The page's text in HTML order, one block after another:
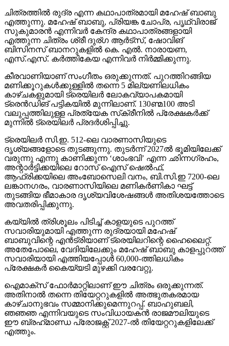
ചിത്രത്തില്‍ രുദ്ര എന്ന കഥാപാത്രമായി മഹേഷ് ബാബു
എത്തുന്നു. മഹേഷ് ബാബു, പ്രിയങ്ക ചോപ്ര, പൃഥ്വിരാജ്
സുകുമാരന്‍ എന്നിവര്‍ കേന്ദ്ര കഥാപാത്രങ്ങളായി
എത്തുന്ന ചിത്രം ശ്രീ ദുര്ഗ ആര്‍ട്‌സ്, ഷോവിങ്
ബിസിനസ് ബാനറുകളില്‍ കെ. എല്‍. നാരായണ,
എസ്.എസ്. കര്‍ത്തികേയ എന്നിവര്‍ നിര്‍മ്മിക്കുന്നു.
കീരവാണിയാണ് സംഗീതം ഒരുക്കുന്നത്. പുറത്തിറങ്ങിയ
മണിക്കൂറുകള്‍ക്കുള്ളില്‍ തന്നെ 5 മില്യണിലധികം
കാഴ്ചകളുമായി ട്രെയിലര്‍ ലോകവ്യാപകമായി
ട്രെന്‍ഡിങ് പട്ടികയില്‍ മുന്നിലാണ്. 130ണ്മ100 അടി
വലുപ്പത്തിലുള്ള പ്രത്യേക സ്‌ക്രീനില്‍ പ്രേക്ഷകര്‍ക്ക്
മുന്നില്‍ ട്രെയിലര്‍ പ്രദര്‍ശിപ്പിച്ചു.
ട്രെയിലര്‍ സി.ഇ. 512-ലെ വാരണാസിയുടെ
ദൃശ്യങ്ങളോടെ തുടങ്ങുന്നു. തുടര്‍ന്ന് 2027ല്‍ ഭൂമിയിലേക്ക്
വരുന്നു എന്നു കാണിക്കുന്ന ‘ശാംഭവി’ എന്ന ഛിന്നഗ്രഹം,
അന്റാര്‍ട്ടിക്കയിലെ റോസ് ഐസ് ഷെല്‍ഫ്,
ആഫ്രിക്കയിലെ അംബോസെലി വനം, ബി.സി.ഇ 7200-ലെ
ലങ്കാനഗരം, വാരണാസിയിലെ മണികര്‍ണികാ ഘട്ട്
തുടങ്ങിയ ഭീമാകാര ദൃശ്യവിശേഷങ്ങള്‍ അതിശയത്തോടെ
അവതരിപ്പിക്കുന്നു.
കയ്യില്‍ ത്രിശൂലം പിടിച്ച് കാളയുടെ പുറത്ത്
സവാരിയുമായി എത്തുന്ന രുദ്രയായി മഹേഷ്
ബാബുവിന്റെ എന്‍ട്രിയാണ് ട്രെയിലറിന്റെ ഹൈലൈറ്റ്.
അതേപോലെ, വേദിയിലേക്കും മഹേഷ് ബാബു കാളപ്പുറത്ത്
സവാരിയായി എത്തിയപ്പോള്‍ 60,000-ത്തിലധികം
പ്രേക്ഷകര്‍ കൈയ്യടി മുഴക്കി വരവേറ്റു.
ഐമാക്‌സ് ഫോര്‍മാറ്റിലാണ് ഈ ചിത്രം ഒരുക്കുന്നത്.
അതിനാല്‍ തന്നെ തിയേറ്ററുകളില്‍ അത്ഭുതകരമായ
കാഴ്ചാനുഭവം സമ്മാനിക്കുമെന്നുറപ്പ്. ബാഹുബലി,
ഞഞഞ എന്നിവയുടെ സംവിധായകന്‍ രാജമൗലിയുടെ
ഈ ബ്രഹ്‌മാണ്ഡ പ്രോജക്റ്റ് 2027-ല്‍ തിയേറ്ററുകളിലേക്ക്
എത്തും.